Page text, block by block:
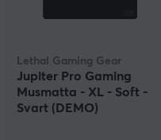
Lethal Gaming Gear
Jupiter Pro Gaming
Musmatta - XL - Soft -
Svart (DEMO)